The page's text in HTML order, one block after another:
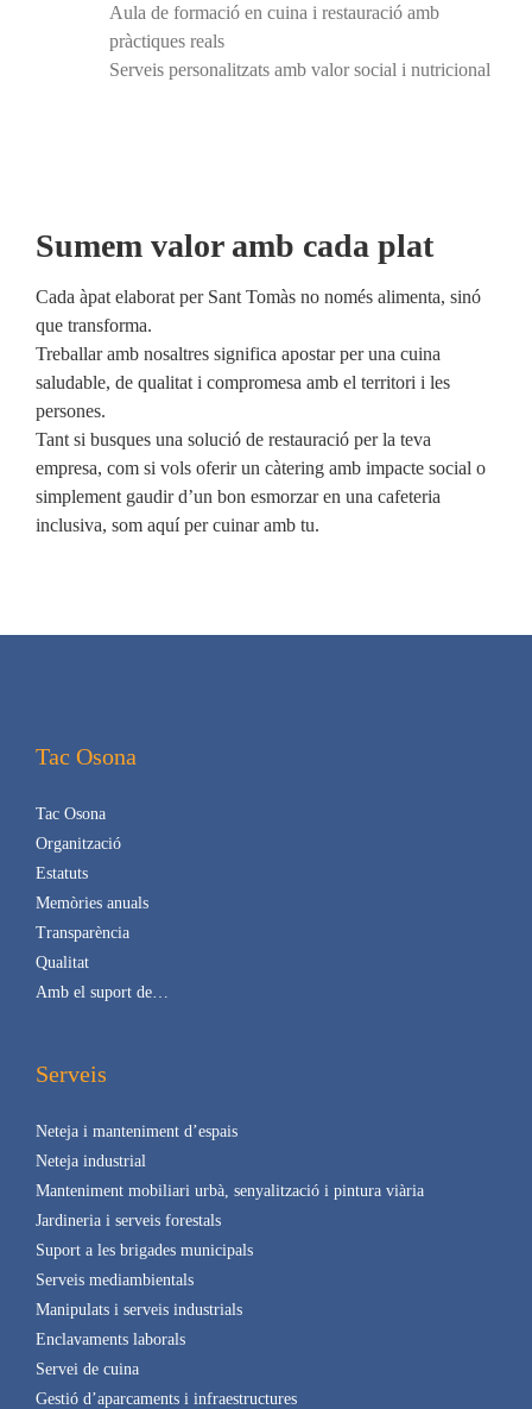
Aula de formació en cuina i restauració amb
pràctiques reals
Serveis personalitzats amb valor social i nutricional
Sumem valor amb cada plat
Cada àpat elaborat per Sant Tomàs no només alimenta, sinó
que transforma.
Treballar amb nosaltres significa apostar per una cuina
saludable, de qualitat i compromesa amb el territori i les
persones.
Tant si busques una solució de restauració per la teva
empresa, com si vols oferir un càtering amb impacte social o
simplement gaudir d’un bon esmorzar en una cafeteria
inclusiva, som aquí per cuinar amb tu.
Tac Osona
Tac Osona
Organització
Estatuts
Memòries anuals
Transparència
Qualitat
Amb el suport de…
Serveis
Neteja i manteniment d’espais
Neteja industrial
Manteniment mobiliari urbà, senyalització i pintura viària
Jardineria i serveis forestals
Suport a les brigades municipals
Serveis mediambientals
Manipulats i serveis industrials
Enclavaments laborals
Servei de cuina
Gestió d’aparcaments i infraestructures